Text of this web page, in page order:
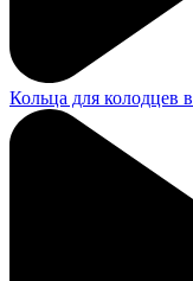
Кольца для колодцев